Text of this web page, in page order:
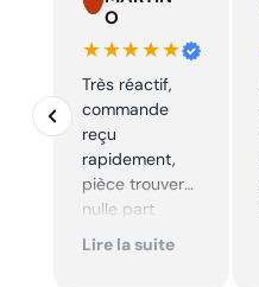
O
★★★★★
Très réactif,
commande
reçu
rapidement,
pièce trouver
nulle part
ailleurs et
Lire la suite